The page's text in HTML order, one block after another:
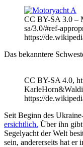
CC BY-SA 3.0 –
sa/3.0/#ref-
https://
Das bekanntere
CC BY-SA 4.0,
https://
Seit Beginn des
ersichtlich. Über ihn
Segelyacht der Welt
sein, andererseits hat er